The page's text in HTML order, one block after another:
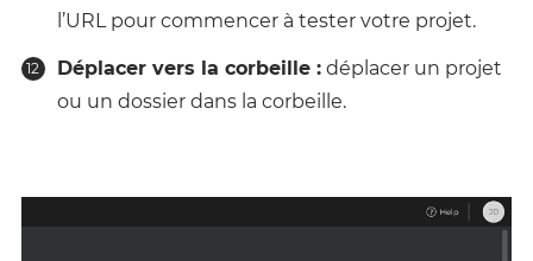
l’URL pour commencer à tester votre projet.
Déplacer vers la corbeille :déplacer un projet
ou un dossier dans la corbeille.